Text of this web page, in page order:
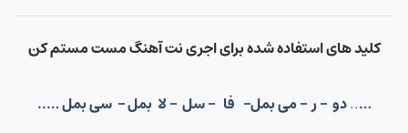
کلید های استفاده شده برای اجری نت آهنگ مست مستم کن
…
..دو – ر – می بمل– فا – سل – لا بمل – سی بمل …..